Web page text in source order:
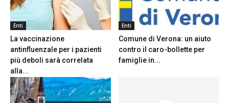
Enti
La vaccinazione
antinfluenzale per i pazienti
più deboli sarà correlata
alla...
Enti
Comune di Verona: un aiuto
contro il caro-bollette per
famiglie in...